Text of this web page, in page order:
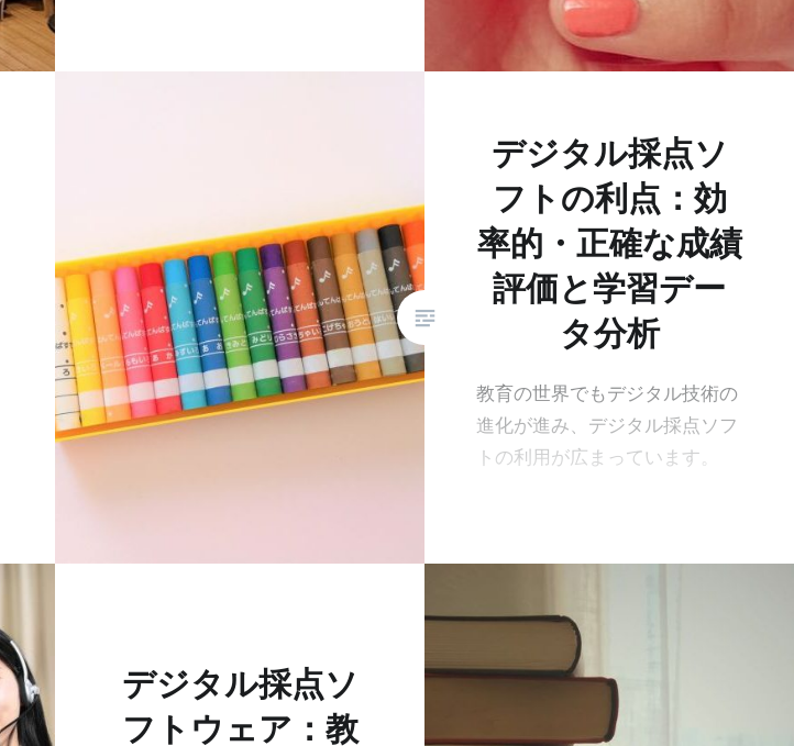
デジタル採点ソ
フトの利点：効
率的・正確な成績
評価と学習デー
タ分析
教育の世界でもデジタル技術の
進化が進み、デジタル採点ソフ
トの利用が広まっています。
デジタル採点ソ
フトウェア：教